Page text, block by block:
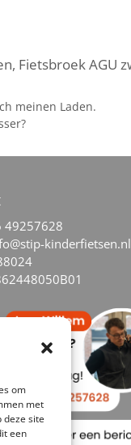
om
met
deze site
een
meinen Laden.
49257628
kinderfietsen.nl